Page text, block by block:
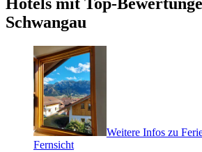
Hotels mit Top-
Schwangau
Weitere Infos zu
Fernsicht